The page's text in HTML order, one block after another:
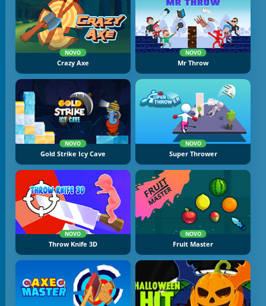
NOVO
Crazy Axe
NOVO
Mr Throw
NOVO
Gold Strike Icy Cave
NOVO
Super Thrower
NOVO
Throw Knife 3D
NOVO
Fruit Master